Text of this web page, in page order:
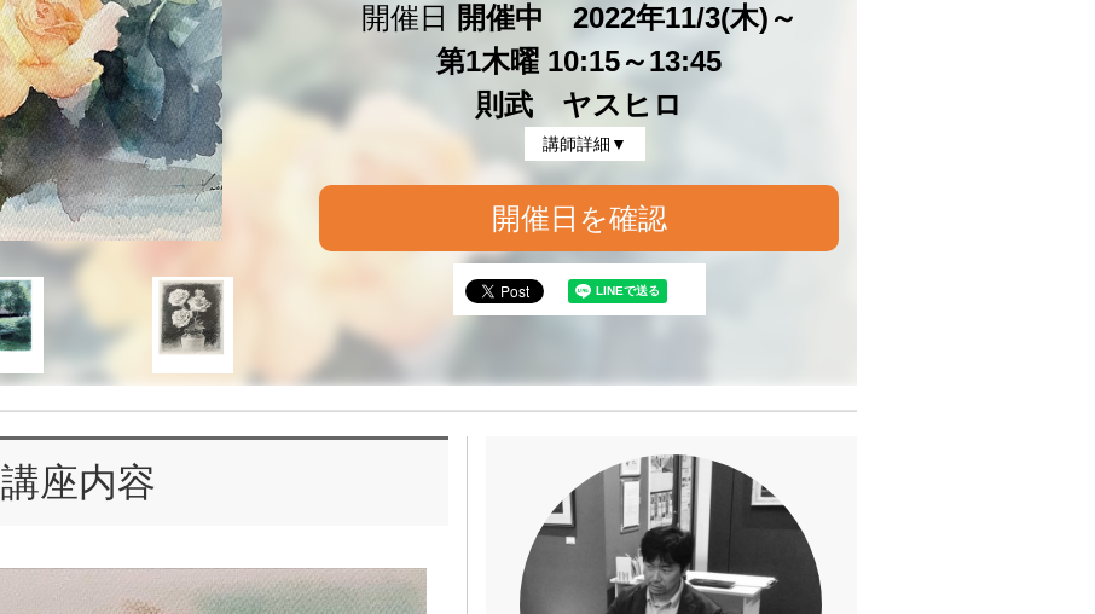
開催日
開催中 2022年11/3(木)～
第1木曜 10:15～13:45
則武 ヤスヒロ
講師詳細▼
開催日を確認
講座内容